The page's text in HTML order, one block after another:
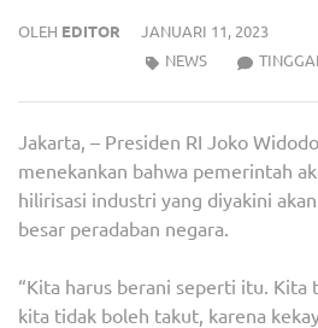
OLEH EDITOR
JANUARI 11, 2023
NEWS
Jakarta, – Presiden RI Joko
menekankan bahwa pemerintah
hilirisasi industri yang diyakini
besar peradaban negara.
“Kita harus berani seperti itu. Kita
kita tidak boleh takut, karena